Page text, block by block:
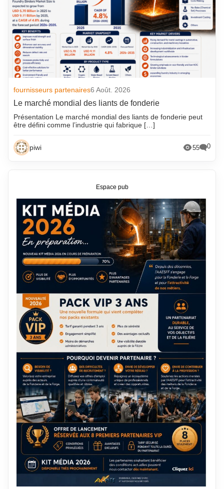
fournisseurs partenaires6 Août. 2026
Le marché mondial des liants de fonderie
Présentation Le marché mondial des liants de fonderie peut
être défini comme l’industrie qui fabrique […]
piwi 55 0
Espace pub